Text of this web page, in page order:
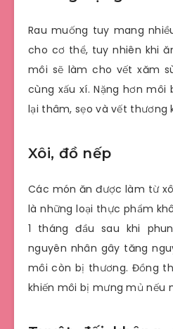
Rau muống tuy mang
cho cơ thể, tuy nhiên khi
môi sẽ làm cho vết xăm
cùng xấu xí. Nặng hơn môi
lại thâm, sẹo và vết thương
Xôi, đồ nếp
Các món ăn được làm từ
là những loại thực phẩm
1 tháng đầu sau khi
nguyên nhân gây tăng
môi còn bị thương. Đồng
khiến môi bị mưng mủ nếu